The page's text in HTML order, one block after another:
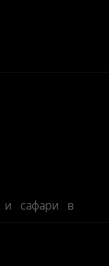
и сафари в